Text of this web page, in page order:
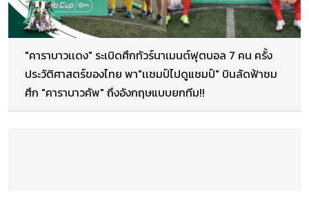
"คาราบาวเเดง" ระเบิดศึกทัวร์นาเมนต์ฟุตบอล 7 คน ครั้ง
ประวัติศาสตร์ของไทย พา"เเชมป์ไปดูแชมป์" บินลัดฟ้าชม
ศึก "คาราบาวคัพ" ถึงอังกฤษแบบยกทีม!!